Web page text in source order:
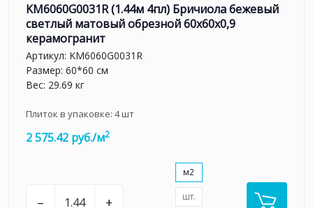
KM6060G0031R (1.44м 4пл) Бричиола бежевый
светлый матовый обрезной 60x60x0,9
керамогранит
Артикул: KM6060G0031R
Размер: 60*60 см
Вес: 29.69 кг
Плиток в упаковке: 4шт
2 575.42 руб./м2
– +
м2
шт.